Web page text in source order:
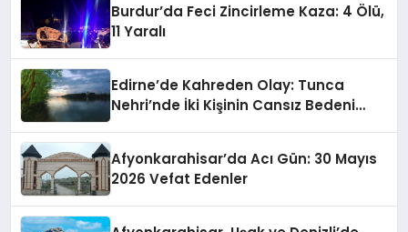
Burdur’da Feci Zincirleme Kaza: 4 Ölü,
11 Yaralı
Edirne’de Kahreden Olay: Tunca
Nehri’nde İki Kişinin Cansız Bedeni
Afyonkarahisar’da Acı Gün: 30 Mayıs
2026 Vefat Edenler